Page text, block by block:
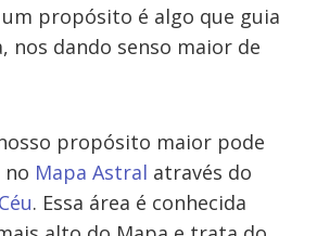
propósito é algo que guia
nos dando senso maior de
propósito maior pode
Mapa Astral através do
. Essa área é conhecida